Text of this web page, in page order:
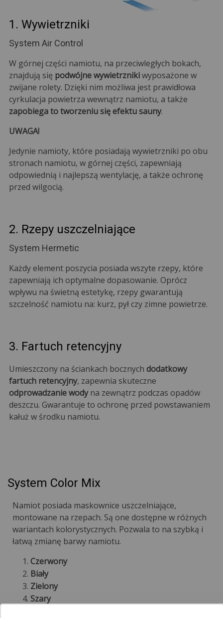
1. Wywietrzniki
System Air Control
W górnej części namiotu, na przeciwległych bokach,
znajdują się podwójne wywietrznikiwyposażone w
zwijane rolety. Dzięki nim możliwa jest prawidłowa
cyrkulacja powietrza wewnątrz namiotu, a także
zapobiega to tworzeniu się efektu sauny.
UWAGA!
Jedynie namioty, które posiadają wywietrzniki po obu
stronach namiotu, w górnej części, zapewniają
odpowiednią i najlepszą wentylację, a także ochronę
przed wilgocią.
2. Rzepy uszczelniające
System Hermetic
Każdy element poszycia posiada wszyte rzepy, które
zapewniają ich optymalne dopasowanie. Oprócz
wpływu na świetną estetykę, rzepy gwarantują
szczelność namiotu na: kurz, pył czy zimne powietrze.
3. Fartuch retencyjny
Umieszczony na ściankach bocznych dodatkowy
fartuch retencyjny, zapewnia skuteczne
odprowadzanie wodyna zewnątrz podczas opadów
deszczu. Gwarantuje to ochronę przed powstawaniem
kałuż w środku namiotu.
System Color Mix
Namiot posiada maskownice uszczelniające,
montowane na rzepach. Są one dostępne w różnych
wariantach kolorystycznych. Pozwala to na szybką i
łatwą zmianę barwy namiotu.
Czerwony
Biały
Zielony
Szary